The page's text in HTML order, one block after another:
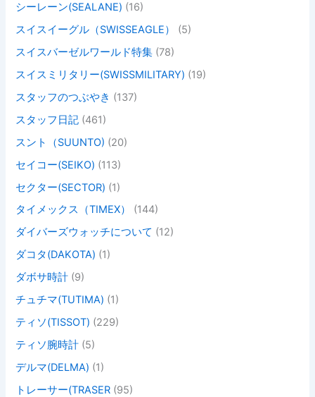
シーレーン(SEALANE) (16)
スイスイーグル（SWISSEAGLE）
(5)
スイスバーゼルワールド特集 (78)
スイスミリタリー(SWISSMILITARY) (19)
スタッフのつぶやき (137)
スタッフ日記 (461)
スント（SUUNTO) (20)
セイコー(SEIKO) (113)
セクター(SECTOR) (1)
タイメックス（TIMEX）
(144)
ダイバーズウォッチについて (12)
ダコタ(DAKOTA) (1)
ダボサ時計 (9)
チュチマ(TUTIMA) (1)
ティソ(TISSOT) (229)
ティソ腕時計 (5)
デルマ(DELMA) (1)
トレーサー(TRASER (95)